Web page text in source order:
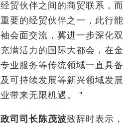
贸伙伴之间的商贸联系，而
要的经贸伙伴之一，此行能
会面交流，冀进一步深化双
满活力的国际大都会，在金
业服务等传统领域一直具备
可持续发展等新兴领域发展
带来无限机遇。＂
司司长陈茂波致辞时表示，